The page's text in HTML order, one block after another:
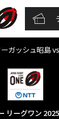
ガッシュ昭島
リーグワン